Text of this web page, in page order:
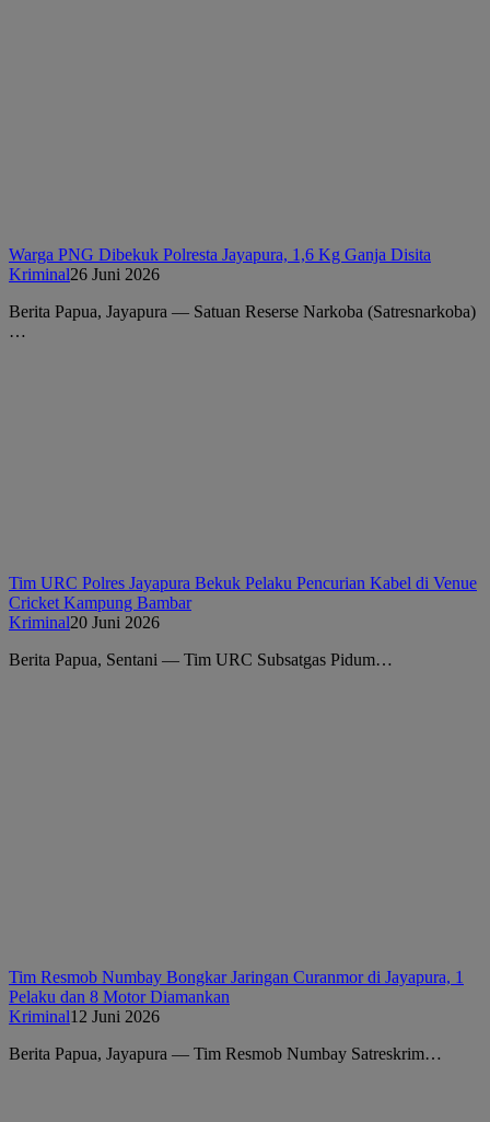
Warga PNG Dibekuk Polresta Jayapura, 1,6 Kg Ganja Disita
Kriminal26 Juni 2026
Berita Papua, Jayapura — Satuan Reserse Narkoba (Satresnarkoba)
…
Tim URC Polres Jayapura Bekuk Pelaku Pencurian Kabel di Venue
Cricket Kampung Bambar
Kriminal20 Juni 2026
Berita Papua, Sentani — Tim URC Subsatgas Pidum…
Tim Resmob Numbay Bongkar Jaringan Curanmor di Jayapura, 1
Pelaku dan 8 Motor Diamankan
Kriminal12 Juni 2026
Berita Papua, Jayapura — Tim Resmob Numbay Satreskrim…